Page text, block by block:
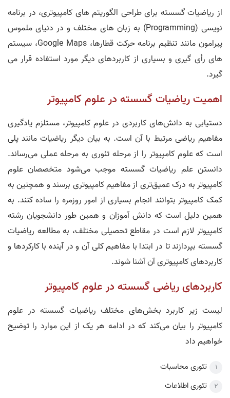
از ریاضیات گسسته برای طراحی الگوریتم های کامپیوتری، در برنامه
نویسی (Programming) به زبان های مختلف و در دنیای ملموس
پیرامون مانند تنظیم برنامه حرکت قطارها، Google Maps، سیستم
های رأی گیری و بسیاری از کاربردهای دیگر مورد استفاده قرار می
گیرد.
اهمیت ریاضیات گسسته در علوم کامپیوتر
دستیابی به دانش­‌های کاربردی در علوم کامپیوتر، مستلزم یادگیری
مفاهیم ریاضی مرتبط با آن است. به بیان دیگر ریاضیات مانند پلی
است که علوم کامپیوتر را از مرحله تئوری به مرحله عملی می­‌رساند.
دانستن علم ریاضیات گسسته موجب می‌­شود متخصصان علوم
کامپیوتر به درک عمیق‌­تری از مفاهیم کامپیوتری برسند و همچنین به
کمک کامپیوتر بتوانند انجام بسیاری از امور روزمره را ساده کنند. به
همین دلیل است که دانش آموزان و همین طور دانشجویان رشته
کامپیوتر لازم است در مقاطع تحصیلی مختلف، به مطالعه ریاضیات
گسسته بپردازند تا در ابتدا با مفاهیم کلی آن و در آینده با کارکردها و
کاربردهای کامپیوتری آن آشنا شوند.
کاربردهای ریاضی گسسته در علوم کامپیوتر
لیست زیر کاربرد بخش‌های مختلف ریاضیات گسسته در علوم
کامپیوتر را بیان می‌کند که در ادامه هر یک از این موارد را توضیح
خواهیم داد
تئوری محاسبات
تئوری اطلاعات